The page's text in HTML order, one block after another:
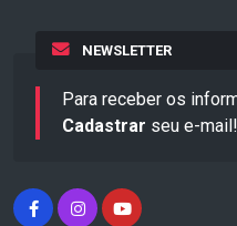
NEWSLETTER
Para receber os
Cadastrar seu e-mail!